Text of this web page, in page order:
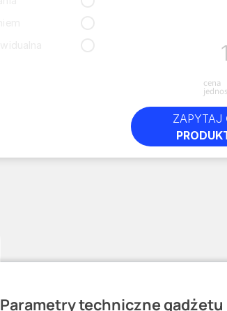
Parametry techniczne gadżetu
cena
ZAPYTAJ